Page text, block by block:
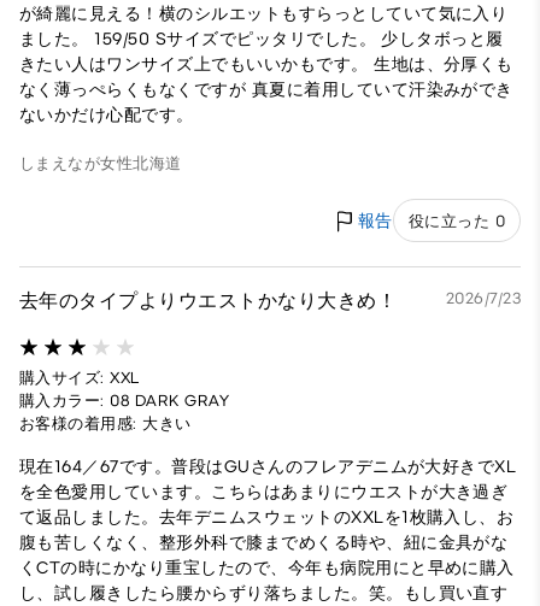
が綺麗に見える！横のシルエットもすらっとしていて気に入り
ました。 159/50 Sサイズでピッタリでした。 少しタボっと履
きたい人はワンサイズ上でもいいかもです。 生地は、分厚くも
なく薄っぺらくもなくですが 真夏に着用していて汗染みができ
ないかだけ心配です。
しまえなが女性北海道
報告 役に立った 0
去年のタイプよりウエストかなり大きめ！ 2026/7/23
購入サイズ: XXL
購入カラー: 08 DARK GRAY
お客様の着用感: 大きい
現在164／67です。普段はGUさんのフレアデニムが大好きでXL
を全色愛用しています。こちらはあまりにウエストが大き過ぎ
て返品しました。去年デニムスウェットのXXLを1枚購入し、お
腹も苦しくなく、整形外科で膝までめくる時や、紐に金具がな
くCTの時にかなり重宝したので、今年も病院用にと早めに購入
し、試し履きしたら腰からずり落ちました。笑。もし買い直す